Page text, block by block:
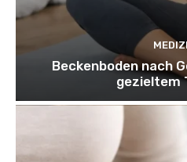
Beckenboden nach
gezieltem